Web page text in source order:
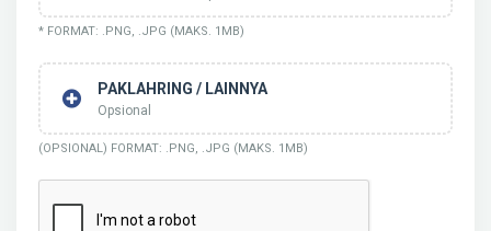
* FORMAT: .PNG, .JPG (MAKS. 1MB)
PAKLAHRING / LAINNYA
Opsional
(OPSIONAL) FORMAT: .PNG, .JPG (MAKS. 1MB)